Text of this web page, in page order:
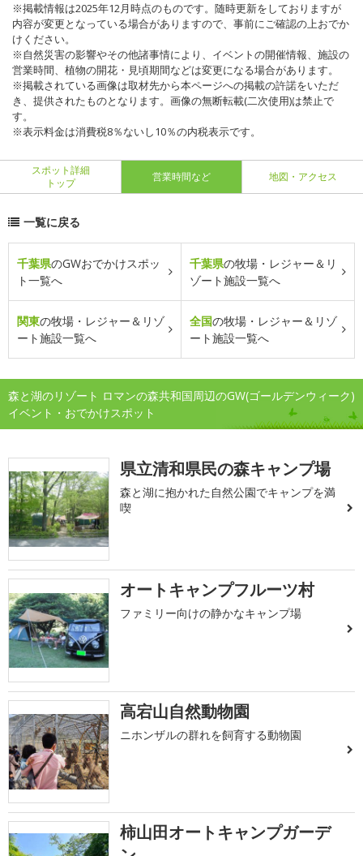
※掲載情報は2025年12月時点のものです。随時更新をしておりますが
内容が変更となっている場合がありますので、事前にご確認の上おでか
けください。
※自然災害の影響やその他諸事情により、イベントの開催情報、施設の
営業時間、植物の開花・見頃期間などは変更になる場合があります。
※掲載されている画像は取材先から本ページへの掲載の許諾をいただ
き、提供されたものとなります。画像の無断転載(二次使用)は禁止で
す。
※表示料金は消費税8％ないし10％の内税表示です。
スポット詳細
トップ
営業時間など 地図・アクセス
一覧に戻る
千葉県のGWおでかけスポッ
ト一覧へ
千葉県の牧場・レジャー＆リ
ゾート施設一覧へ
関東の牧場・レジャー＆リゾ
ート施設一覧へ
全国の牧場・レジャー＆リゾ
ート施設一覧へ
森と湖のリゾート ロマンの森共和国周辺のGW(ゴールデンウィーク)
イベント・おでかけスポット
県立清和県民の森キャンプ場
森と湖に抱かれた自然公園でキャンプを満
喫
オートキャンプフルーツ村
ファミリー向けの静かなキャンプ場
高宕山自然動物園
ニホンザルの群れを飼育する動物園
柿山田オートキャンプガーデ